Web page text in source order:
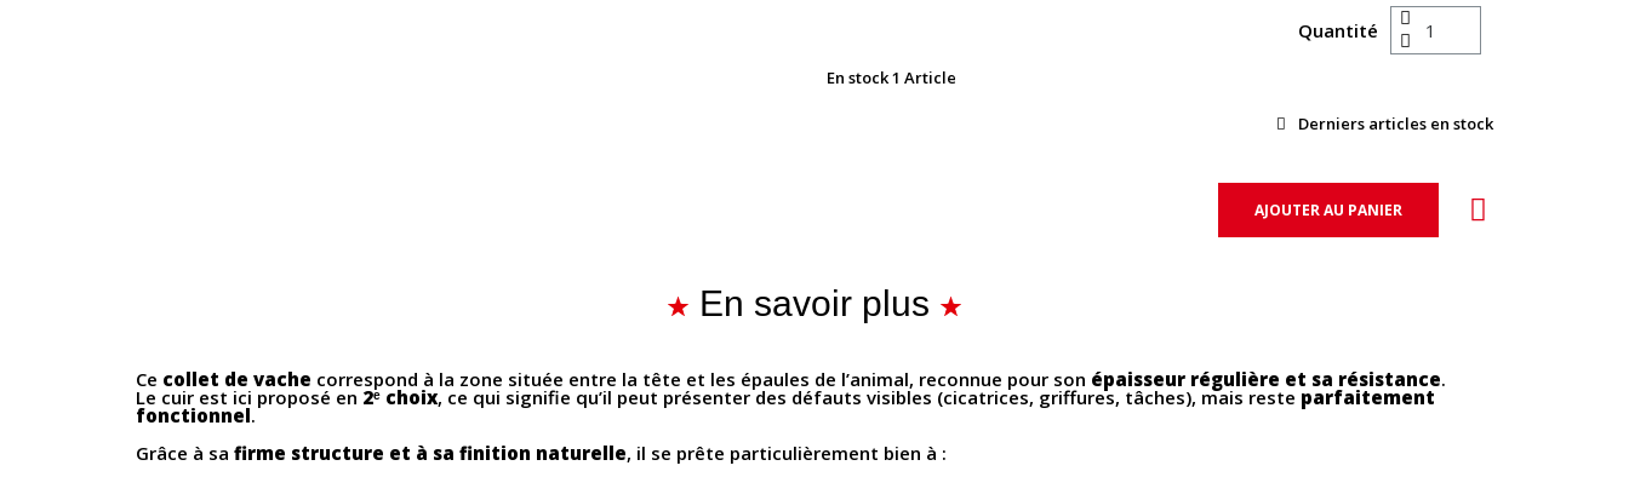
Quantité
En stock1 Article
Derniers articles en stock
AJOUTER AU PANIER
En savoir plus
Ce collet de vache correspond à la zone située entre la tête et les épaules de l’animal, reconnue pour son épaisseur régulière et sa résistance.
Le cuir est ici proposé en 2ᵉ choix, ce qui signifie qu’il peut présenter des défauts visibles (cicatrices, griffures, tâches), mais reste parfaitement
fonctionnel.
Grâce à sa firme structure et à sa finition naturelle, il se prête particulièrement bien à :